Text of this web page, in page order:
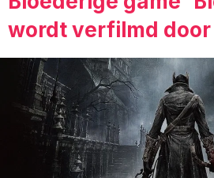
wordt verfilmd door